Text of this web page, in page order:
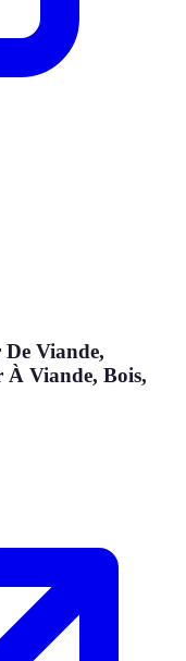
Viande,
Viande, Bois,